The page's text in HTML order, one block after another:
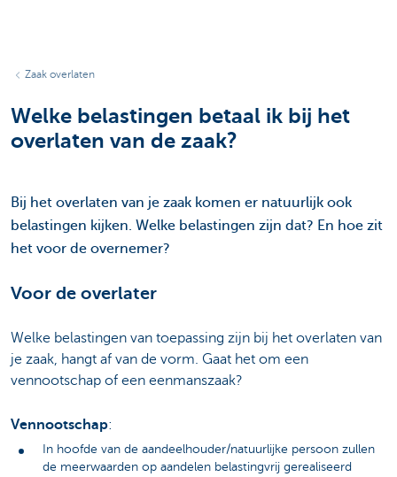
Zaak overlaten
Welke belastingen betaal ik bij het
overlaten van de zaak?
Bij het overlaten van je zaak komen er natuurlijk ook
belastingen kijken. Welke belastingen zijn dat? En hoe zit
het voor de overnemer?
Voor de overlater
Welke belastingen van toepassing zijn bij het overlaten van
je zaak, hangt af van de vorm. Gaat het om een
vennootschap of een eenmanszaak?
Vennootschap:
In hoofde van de aandeelhouder/natuurlijke persoon zullen
de meerwaarden op aandelen belastingvrij gerealiseerd